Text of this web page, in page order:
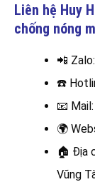
Liên hệ Huy
chống nóng
📲 Zalo
☎️
📧
🌍
🏠 Địa
Vũng